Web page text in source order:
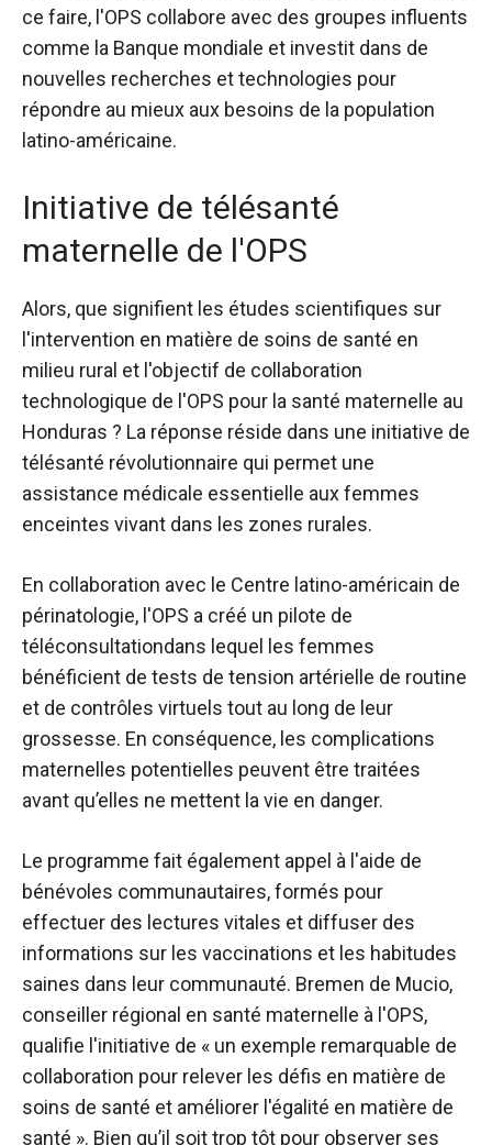
ce faire, l'OPS collabore avec des groupes influents
comme la Banque mondiale et investit dans de
nouvelles recherches et technologies pour
répondre au mieux aux besoins de la population
latino-américaine.
Initiative de télésanté
maternelle de l'OPS
Alors, que signifient les études scientifiques sur
l'intervention en matière de soins de santé en
milieu rural et l'objectif de collaboration
technologique de l'OPS pour la santé maternelle au
Honduras ? La réponse réside dans une initiative de
télésanté révolutionnaire qui permet une
assistance médicale essentielle aux femmes
enceintes vivant dans les zones rurales.
En collaboration avec le Centre latino-américain de
périnatologie, l'OPS a créé un pilote de
téléconsultationdans lequel les femmes
bénéficient de tests de tension artérielle de routine
et de contrôles virtuels tout au long de leur
grossesse. En conséquence, les complications
maternelles potentielles peuvent être traitées
avant qu’elles ne mettent la vie en danger.
Le programme fait également appel à l'aide de
bénévoles communautaires, formés pour
effectuer des lectures vitales et diffuser des
informations sur les vaccinations et les habitudes
saines dans leur communauté. Bremen de Mucio,
conseiller régional en santé maternelle à l'OPS,
qualifie l'initiative de « un exemple remarquable de
collaboration pour relever les défis en matière de
soins de santé et améliorer l'égalité en matière de
santé ». Bien qu’il soit trop tôt pour observer ses